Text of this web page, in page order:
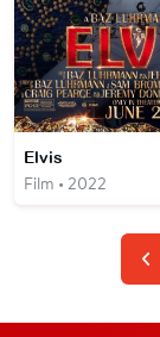
Elvis
Film • 2022